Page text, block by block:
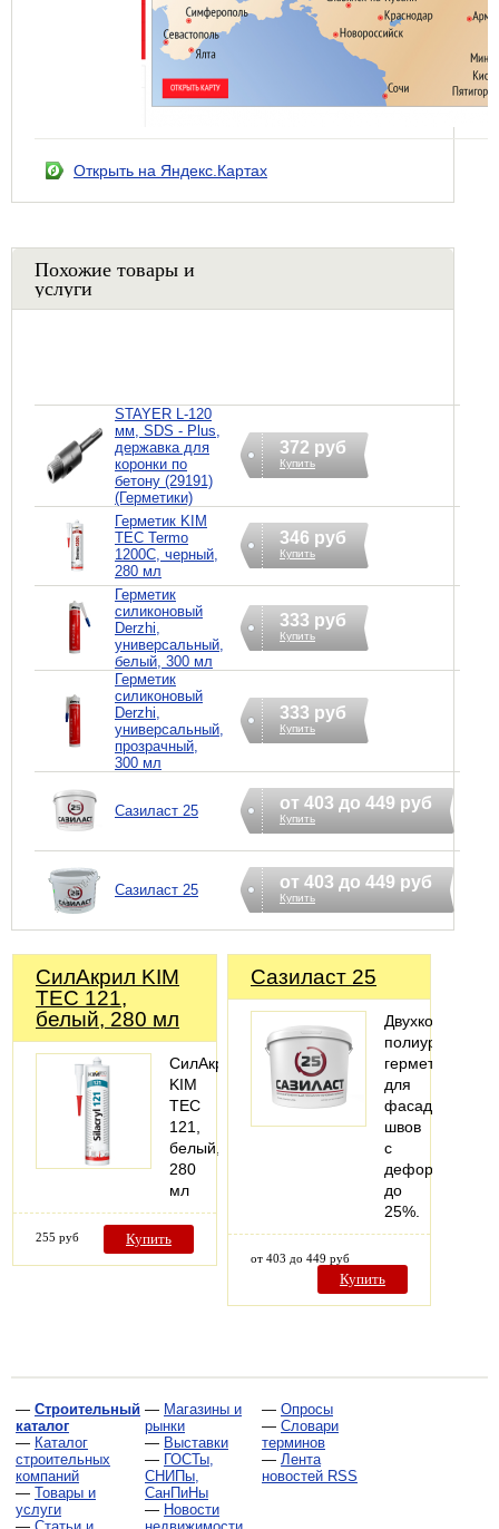
Открыть на Яндекс.Картах
Похожие товары и
услуги
STAYER L-120
мм, SDS - Plus,
державка для
коронки по
бетону (29191)
(Герметики)
372 руб
Купить
Герметик KIM
TEC Termo
1200C, черный,
280 мл
346 руб
Купить
Герметик
силиконовый
Derzhi,
универсальный,
белый, 300 мл
333 руб
Купить
Герметик
силиконовый
Derzhi,
универсальный,
прозрачный,
300 мл
333 руб
Купить
Сазиласт 25 от 403 до 449 руб
Купить
Сазиласт 25 от 403 до 449 руб
Купить
СилАкрил KIM
TEC 121,
белый, 280 мл
СилАкрил
KIM
TEC
121,
белый,
280
мл
255 руб Купить
Сазиласт 25
герметик
для
фасадных
швов
с
деформацией
до
25%.
от 403 до 449 руб
Купить
— Строительный
каталог
— Каталог
строительных
компаний
— Товары и
услуги
— Статьи и
— Магазины и
рынки
— Выставки
— ГОСТы,
СНИПы,
СанПиНы
— Новости
недвижимости
— Опросы
— Словари
терминов
— Лента
новостей RSS